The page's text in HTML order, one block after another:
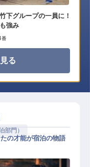
下グループの一員に！
強み
番
る
部門）
の才能が宿泊の物語